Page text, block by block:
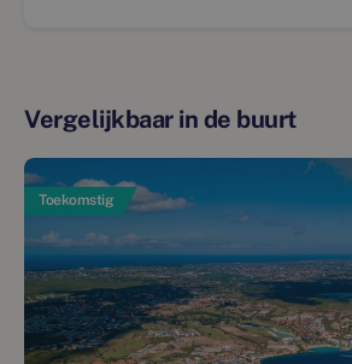
Vergelijkbaar in de buurt
Toekomstig